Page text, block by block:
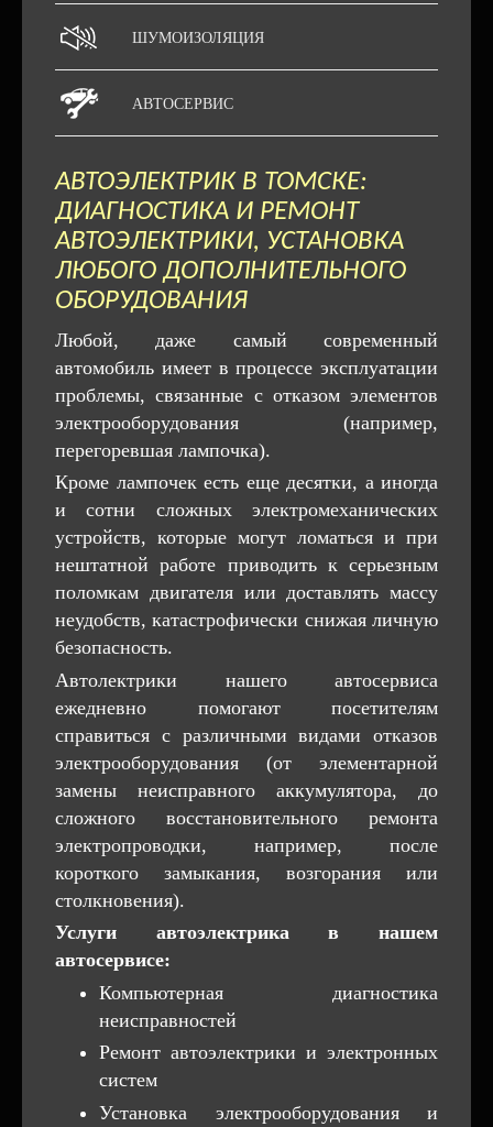
ШУМОИЗОЛЯЦИЯ
АВТОСЕРВИС
АВТОЭЛЕКТРИК В ТОМСКЕ:
ДИАГНОСТИКА И РЕМОНТ
АВТОЭЛЕКТРИКИ, УСТАНОВКА
ЛЮБОГО ДОПОЛНИТЕЛЬНОГО
ОБОРУДОВАНИЯ
Любой, даже самый современный
автомобиль имеет в процессе эксплуатации
проблемы, связанные с отказом элементов
электрооборудования (например,
перегоревшая лампочка).
Кроме лампочек есть еще десятки, а иногда
и сотни сложных электромеханических
устройств, которые могут ломаться и при
нештатной работе приводить к серьезным
поломкам двигателя или доставлять массу
неудобств, катастрофически снижая личную
безопасность.
Автолектрики нашего автосервиса
ежедневно помогают посетителям
справиться с различными видами отказов
электрооборудования (от элементарной
замены неисправного аккумулятора, до
сложного восстановительного ремонта
электропроводки, например, после
короткого замыкания, возгорания или
столкновения).
Услуги автоэлектрика в нашем
автосервисе:
Компьютерная диагностика
неисправностей
Ремонт автоэлектрики и электронных
систем
Установка электрооборудования и